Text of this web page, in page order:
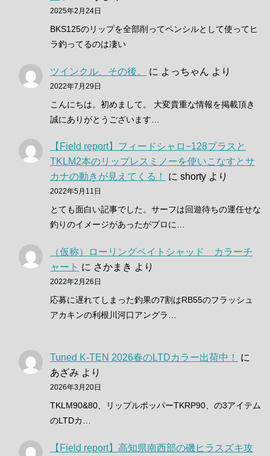
2025年2月24日
BKS125のリップを全部削ってペンシルとして使ってヒ
ラ釣ってるのは凄い
ツインクル、その後。 に よっちゃん より
2022年7月29日
こんにちは。初めまして。 大変貴重な情報を掲載頂き
誠にありがとうございます…
【Field report】フィードシャロ−128プラスと
TKLM2本のリップレスミノーを使いこなすとサ
カナの動きが見えてくる！
に shorty より
2022年5月11日
とても面白い記事でした。サーフは回遊待ちの運任せな
釣りのイメージがあったがプロに…
（仮称）ローリングベイトシャッド カラーチ
ャート に さかまき より
2022年2月26日
応募に遅れてしまった釣果の7割はRB55のフラッシュ
アカキンの利根川河口アングラ…
Tuned K-TEN 2026春のLTDカラー出荷中！
に
あざみ より
2026年3月20日
TKLM90&80、リップルポッパーTKRP90、の3アイテム
のLTDカ…
【Field report】高知県南西部の磯ヒラスズキ攻